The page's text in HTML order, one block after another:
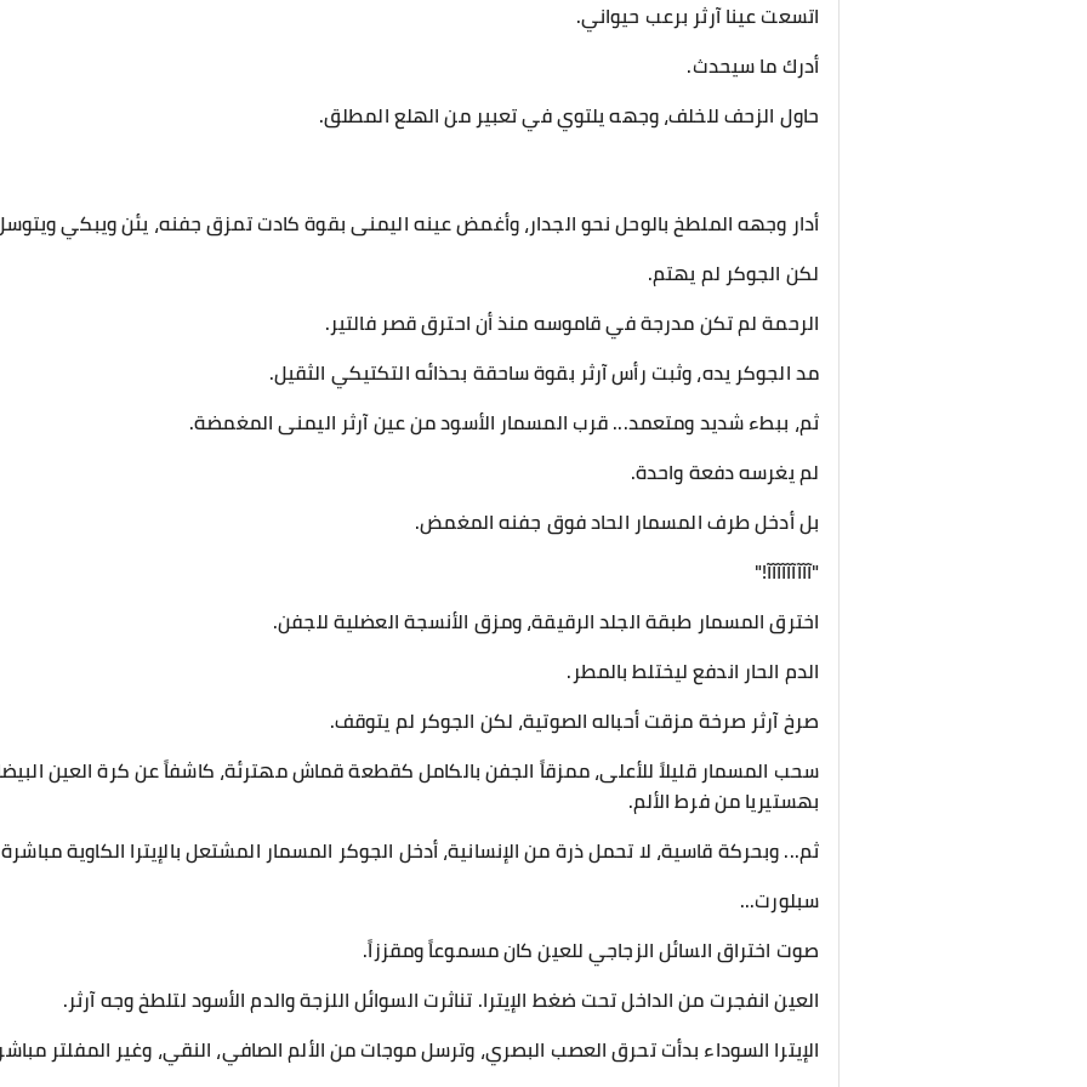
​اتسعت عينا آرثر برعب حيواني.
أدرك ما سيحدث.
حاول الزحف للخلف، وجهه يلتوي في تعبير من الهلع المطلق.
أدار وجهه الملطخ بالوحل نحو الجدار، وأغمض عينه اليمنى بقوة كادت تمزق جفنه، يئن ويبكي
​لكن الجوكر لم يهتم.
الرحمة لم تكن مدرجة في قاموسه منذ أن احترق قصر فالتير.
​مد الجوكر يده، وثبت رأس آرثر بقوة ساحقة بحذائه التكتيكي الثقيل.
ثم، ببطء شديد ومتعمد... قرب المسمار الأسود من عين آرثر اليمنى المغمضة.
​لم يغرسه دفعة واحدة.
بل أدخل طرف المسمار الحاد فوق جفنه المغمض.
​"آآآآآآآآآ!"
​اخترق المسمار طبقة الجلد الرقيقة، ومزق الأنسجة العضلية للجفن.
الدم الحار اندفع ليختلط بالمطر.
صرخ آرثر صرخة مزقت أحباله الصوتية، لكن الجوكر لم يتوقف.
سحب المسمار قليلاً للأعلى، ممزقاً الجفن بالكامل كقطعة قماش مهترئة، كاشفاً عن كرة العين
بهستيريا من فرط الألم.
​ثم... وبحركة قاسية، لا تحمل ذرة من الإنسانية، أدخل الجوكر المسمار المشتعل بالإيترا الكاوية
​سبلورت...
​صوت اختراق السائل الزجاجي للعين كان مسموعاً ومقززاً.
العين انفجرت من الداخل تحت ضغط الإيترا. تناثرت السوائل اللزجة والدم الأسود لتلطخ وجه آرثر.
الإيترا السوداء بدأت تحرق العصب البصري، وترسل موجات من الألم الصافي، النقي، وغير المفلتر